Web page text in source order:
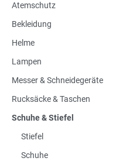
Atemschutz
Bekleidung
Helme
Lampen
Messer & Schneidegeräte
Rucksäcke & Taschen
Schuhe & Stiefel
Stiefel
Schuhe